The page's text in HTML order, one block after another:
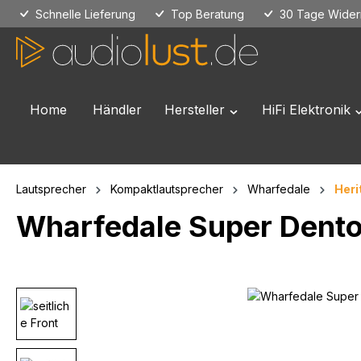
Hauptinhalt springen
Zur Suche springen
Zur Hauptnavigation springen
Schnelle Lieferung Top Beratung 30 Tage
Home Händler Hersteller Öffne oder Schließe
HiFi Elektronik
Lautsprecher Kompaktlautsprecher Wharfedale
Wharfedale Super
Bildergalerie überspringen